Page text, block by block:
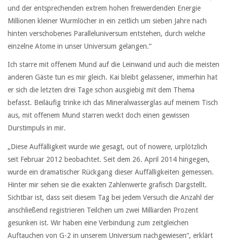
und der entsprechenden extrem hohen freiwerdenden Energie
Millionen kleiner Wurmlöcher in ein zeitlich um sieben Jahre nach
hinten verschobenes Paralleluniversum entstehen, durch welche
einzelne Atome in unser Universum gelangen.“
Ich starre mit offenem Mund auf die Leinwand und auch die meisten
anderen Gäste tun es mir gleich. Kai bleibt gelassener, immerhin hat
er sich die letzten drei Tage schon ausgiebig mit dem Thema
befasst. Beiläufig trinke ich das Mineralwasserglas auf meinem Tisch
aus, mit offenem Mund starren weckt doch einen gewissen
Durstimpuls in mir.
„Diese Auffälligkeit wurde wie gesagt, out of nowere, urplötzlich
seit Februar 2012 beobachtet. Seit dem 26. April 2014 hingegen,
wurde ein dramatischer Rückgang dieser Auffälligkeiten gemessen.
Hinter mir sehen sie die exakten Zahlenwerte grafisch Dargstellt.
Sichtbar ist, dass seit diesem Tag bei jedem Versuch die Anzahl der
anschließend registrieren Teilchen um zwei Milliarden Prozent
gesunken ist. Wir haben eine Verbindung zum zeitgleichen
Auftauchen von G-2 in unserem Universum nachgewiesen“, erklärt